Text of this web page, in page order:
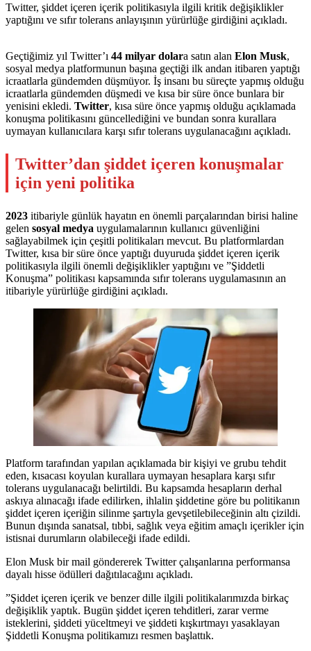
Twitter, şiddet içeren içerik politikasıyla ilgili kritik değişiklikler
yaptığını ve sıfır tolerans anlayışının yürürlüğe girdiğini açıkladı.
Geçtiğimiz yıl Twitter’ı 44 milyar dolara satın alan Elon Musk,
sosyal medya platformunun başına geçtiği ilk andan itibaren yaptığı
icraatlarla gündemden düşmüyor. İş insanı bu süreçte yapmış olduğu
icraatlarla gündemden düşmedi ve kısa bir süre önce bunlara bir
yenisini ekledi. Twitter, kısa süre önce yapmış olduğu açıklamada
konuşma politikasını güncellediğini ve bundan sonra kurallara
uymayan kullanıcılara karşı sıfır tolerans uygulanacağını açıkladı.
Twitter’dan şiddet içeren konuşmalar
için yeni politika
2023 itibariyle günlük hayatın en önemli parçalarından birisi haline
gelen sosyal medya uygulamalarının kullanıcı güvenliğini
sağlayabilmek için çeşitli politikaları mevcut. Bu platformlardan
Twitter, kısa bir süre önce yaptığı duyuruda şiddet içeren içerik
politikasıyla ilgili önemli değişiklikler yaptığını ve ”Şiddetli
Konuşma” politikası kapsamında sıfır tolerans uygulamasının an
itibariyle yürürlüğe girdiğini açıkladı.
Platform tarafından yapılan açıklamada bir kişiyi ve grubu tehdit
eden, kısacası koyulan kurallara uymayan hesaplara karşı sıfır
tolerans uygulanacağı belirtildi. Bu kapsamda hesapların derhal
askıya alınacağı ifade edilirken, ihlalin şiddetine göre bu politikanın
şiddet içeren içeriğin silinme şartıyla gevşetilebileceğinin altı çizildi.
Bunun dışında sanatsal, tıbbi, sağlık veya eğitim amaçlı içerikler için
istisnai durumların olabileceği ifade edildi.
Elon Musk bir mail göndererek Twitter çalışanlarına performansa
dayalı hisse ödülleri dağıtılacağını açıkladı.
”Şiddet içeren içerik ve benzer dille ilgili politikalarımızda birkaç
değişiklik yaptık. Bugün şiddet içeren tehditleri, zarar verme
isteklerini, şiddeti yüceltmeyi ve şiddeti kışkırtmayı yasaklayan
Şiddetli Konuşma politikamızı resmen başlattık.